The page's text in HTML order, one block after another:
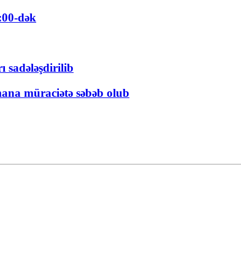
dək
sadələşdirilib
müraciətə səbəb olub